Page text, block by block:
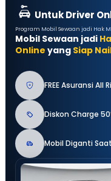
Untuk Driver
Program Mobil Sewaan jadi Hak
Mobil Sewaan jadi
Online yang Siap
FREE Asuransi All
Diskon Charge
Mobil Diganti